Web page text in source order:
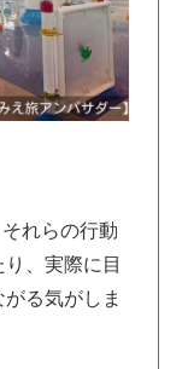
れらの行動
、実際に目
る気がしま